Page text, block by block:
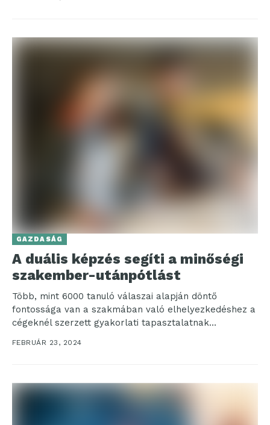
GAZDASÁG
A duális képzés segíti a minőségi
szakember-utánpótlást
Több, mint 6000 tanuló válaszai alapján döntő
fontossága van a szakmában való elhelyezkedéshez a
cégeknél szerzett gyakorlati tapasztalatnak
A hiánypótló kutatás rámutat, hogy a cégeknek...
FEBRUÁR 23, 2024